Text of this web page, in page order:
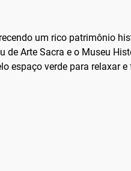
um rico patrimônio
de Arte Sacra e o Museu
espaço verde para relaxar e